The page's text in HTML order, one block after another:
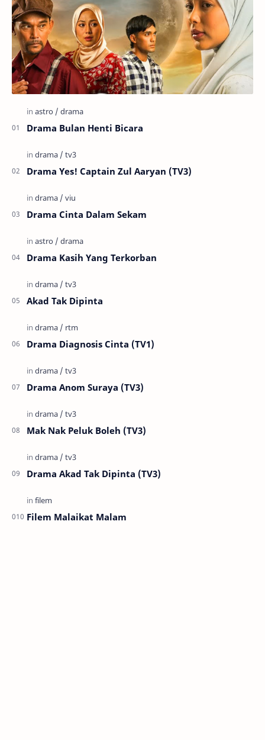
Drama Bulan Henti Bicara
Drama Yes! Captain Zul Aaryan (TV3)
Drama Cinta Dalam Sekam
Drama Kasih Yang Terkorban
Akad Tak Dipinta
Drama Diagnosis Cinta (TV1)
Drama Anom Suraya (TV3)
Mak Nak Peluk Boleh (TV3)
Drama Akad Tak Dipinta (TV3)
Filem Malaikat Malam